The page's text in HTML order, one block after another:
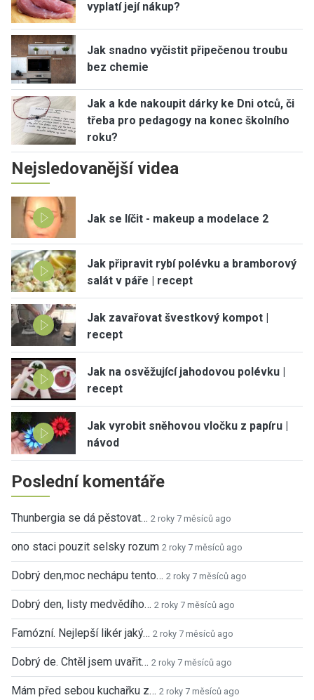
vyplatí její nákup?
Jak snadno vyčistit připečenou troubu
bez chemie
Jak a kde nakoupit dárky ke Dni otců, či
třeba pro pedagogy na konec školního
roku?
Nejsledovanější videa
Jak se líčit - makeup a modelace 2
Jak připravit rybí polévku a bramborový
salát v páře | recept
Jak zavařovat švestkový kompot |
recept
Jak na osvěžující jahodovou polévku |
recept
Jak vyrobit sněhovou vločku z papíru |
návod
Poslední komentáře
Thunbergia se dá pěstovat… 2 roky 7 měsíců ago
ono staci pouzit selsky rozum 2 roky 7 měsíců ago
Dobrý den,moc nechápu tento… 2 roky 7 měsíců ago
Dobrý den, listy medvědího… 2 roky 7 měsíců ago
Famózní. Nejlepší likér jaký… 2 roky 7 měsíců ago
Dobrý de. Chtěl jsem uvařit… 2 roky 7 měsíců ago
Mám před sebou kuchařku z… 2 roky 7 měsíců ago